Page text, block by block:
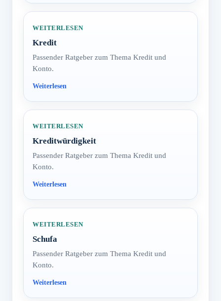
WEITERLESEN
Kredit
Passender Ratgeber zum Thema Kredit und
Konto.
WEITERLESEN
Kreditwürdigkeit
Passender Ratgeber zum Thema Kredit und
Konto.
WEITERLESEN
Schufa
Passender Ratgeber zum Thema Kredit und
Konto.